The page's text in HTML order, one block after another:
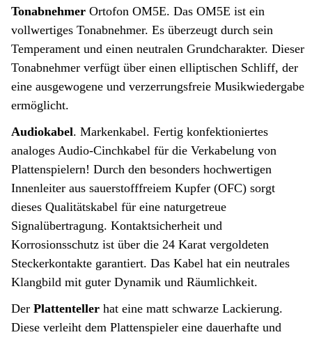
Tonabnehmer Ortofon OM5E. Das OM5E ist ein
vollwertiges Tonabnehmer. Es überzeugt durch sein
Temperament und einen neutralen Grundcharakter. Dieser
Tonabnehmer verfügt über einen elliptischen Schliff, der
eine ausgewogene und verzerrungsfreie Musikwiedergabe
ermöglicht.
Audiokabel. Markenkabel. Fertig konfektioniertes
analoges Audio-Cinchkabel für die Verkabelung von
Plattenspielern! Durch den besonders hochwertigen
Innenleiter aus sauerstofffreiem Kupfer (OFC) sorgt
dieses Qualitätskabel für eine naturgetreue
Signalübertragung. Kontaktsicherheit und
Korrosionsschutz ist über die 24 Karat vergoldeten
Steckerkontakte garantiert. Das Kabel hat ein neutrales
Klangbild mit guter Dynamik und Räumlichkeit.
Der Plattenteller hat eine matt schwarze Lackierung.
Diese verleiht dem Plattenspieler eine dauerhafte und